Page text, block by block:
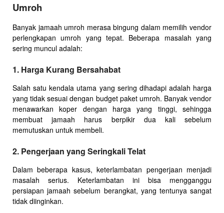
Umroh
Banyak jamaah umroh merasa bingung dalam memilih vendor
perlengkapan umroh yang tepat. Beberapa masalah yang
sering muncul adalah:
1. Harga Kurang Bersahabat
Salah satu kendala utama yang sering dihadapi adalah harga
yang tidak sesuai dengan budget paket umroh. Banyak vendor
menawarkan koper dengan harga yang tinggi, sehingga
membuat jamaah harus berpikir dua kali sebelum
memutuskan untuk membeli.
2. Pengerjaan yang Seringkali Telat
Dalam beberapa kasus, keterlambatan pengerjaan menjadi
masalah serius. Keterlambatan ini bisa mengganggu
persiapan jamaah sebelum berangkat, yang tentunya sangat
tidak diinginkan.